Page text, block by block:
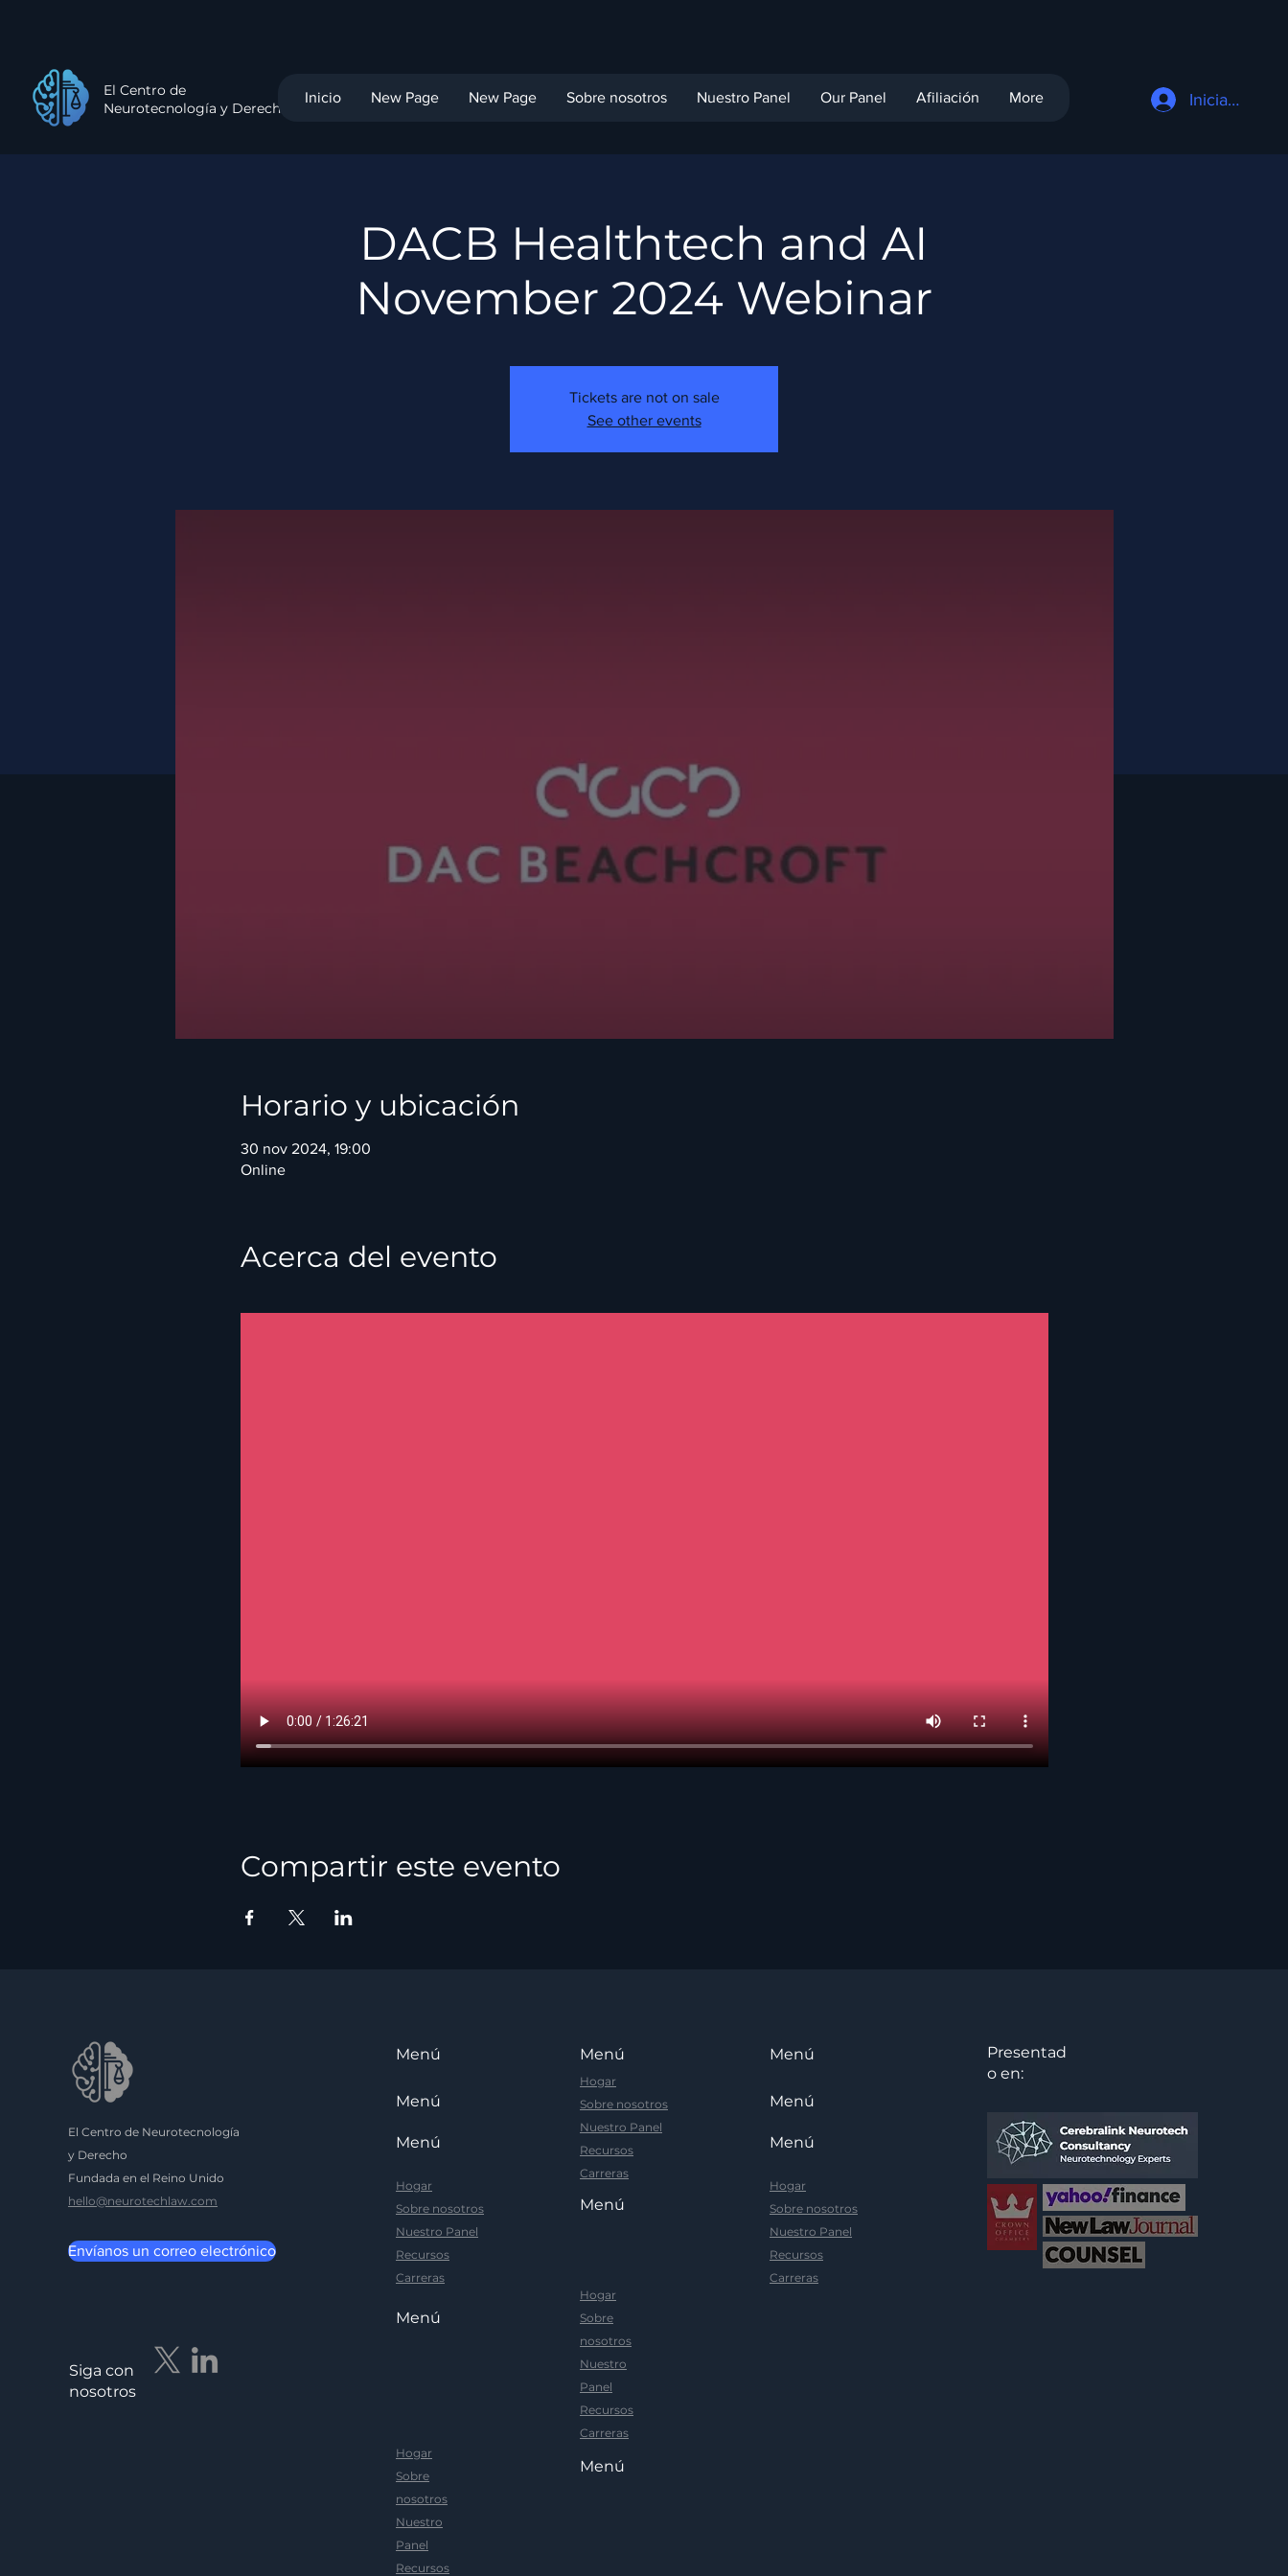
El Centro de
Neurotecnología y Derecho
Inicio New Page New Page Sobre nosotros Nuestro Panel Our Panel Afiliación More Iniciar sesión
DACB Healthtech and AI
November 2024 Webinar
Tickets are not on sale
See other events
Horario y ubicación
30 nov 2024, 19:00
Online
Acerca del evento
Compartir este evento
El Centro de Neurotecnología
y Derecho
Fundada en el Reino Unido
hello@neurotechlaw.com
Envíanos un correo electrónico
Siga con
nosotros
Menú
Menú
Menú
Hogar
Sobre nosotros
Nuestro Panel
Recursos
Carreras
Menú
Hogar
Sobre
nosotros
Nuestro
Panel
Recursos
Menú
Hogar
Sobre nosotros
Nuestro Panel
Recursos
Carreras
Menú
Hogar
Sobre
nosotros
Nuestro
Panel
Recursos
Carreras
Menú
Menú
Menú
Menú
Hogar
Sobre nosotros
Nuestro Panel
Recursos
Carreras
Presentad
o en: